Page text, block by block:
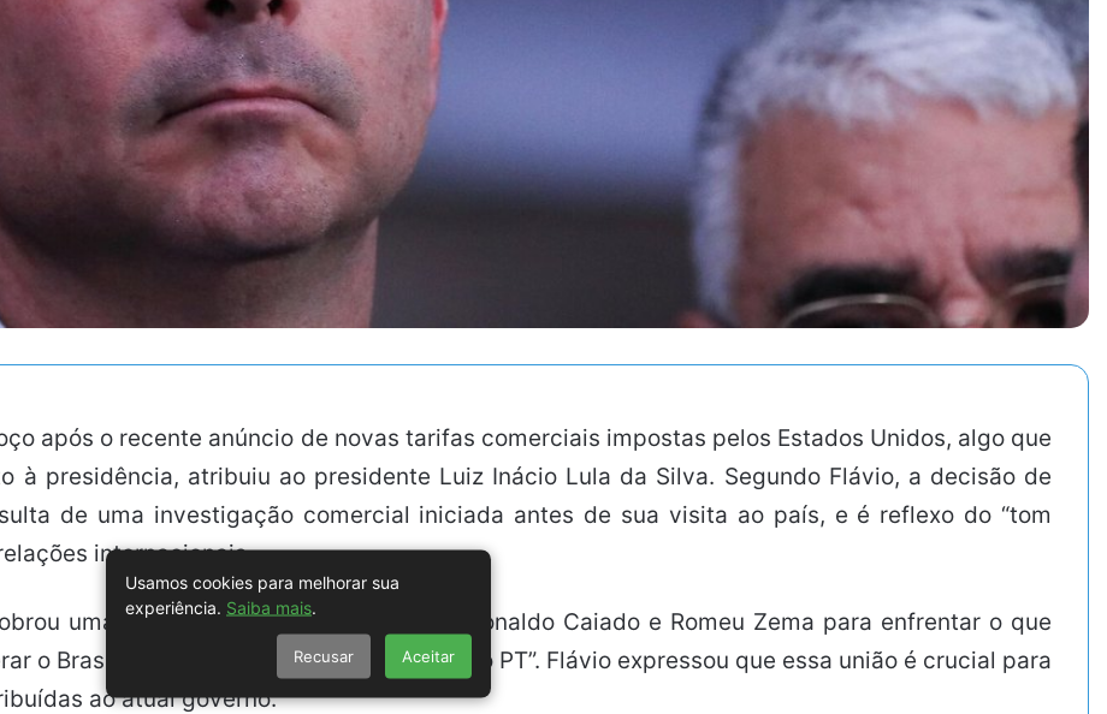
após o recente anúncio de novas tarifas comerciais impostas pelos Estados Unidos, algo que
à presidência, atribuiu ao presidente Luiz Inácio Lula da Silva. Segundo Flávio, a decisão de
de uma investigação comercial iniciada antes de sua visita ao país, e é reflexo do “tom
internacionais.
uma aliança entre os governadores Ronaldo Caiado e Romeu Zema para enfrentar o que
o Brasil do que chamou de “mãos sujas do PT”. Flávio expressou que essa união é crucial para
ao atual governo.
Usamos cookies para melhorar sua
experiência. Saiba mais
Recusar Aceitar